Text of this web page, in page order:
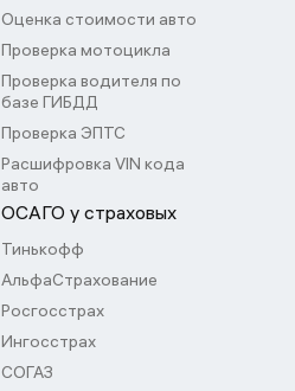
Оценка стоимости авто
Проверка мотоцикла
Проверка водителя по
базе ГИБДД
Проверка ЭПТС
Расшифровка VIN кода
авто
ОСАГО у страховых
Тинькофф
АльфаСтрахование
Росгосстрах
Ингосстрах
СОГАЗ